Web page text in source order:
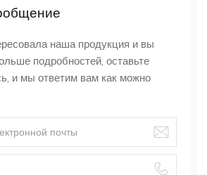
наша продукция и вы
подробностей, оставьте
и мы ответим вам как можно